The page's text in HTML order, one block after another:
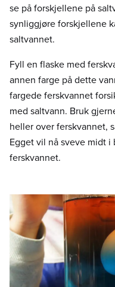
se på forskjellene på
synliggjøre forskjellene
saltvannet.
Fyll en flaske med
annen farge på dette
fargede ferskvannet
med saltvann. Bruk
heller over ferskvannet,
Egget vil nå sveve midt
ferskvannet.